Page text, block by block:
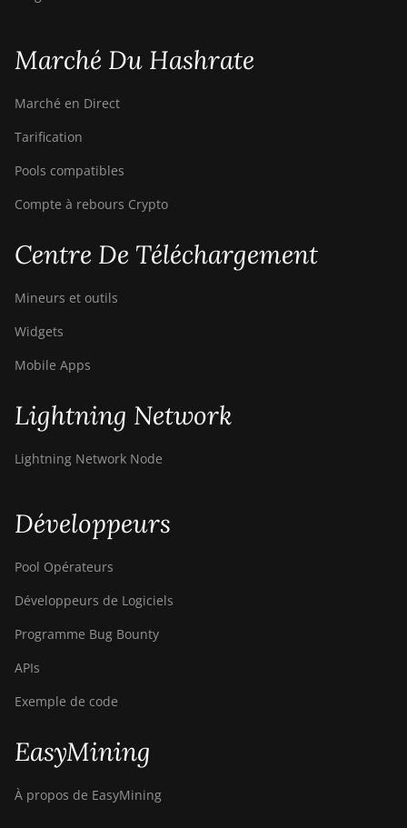
Marché Du Hashrate
Marché en Direct
Tarification
Pools compatibles
Compte à rebours Crypto
Centre De Téléchargement
Mineurs et outils
Widgets
Mobile Apps
Lightning Network
Lightning Network Node
Développeurs
Pool Opérateurs
Développeurs de Logiciels
Programme Bug Bounty
APIs
Exemple de code
EasyMining
À propos de EasyMining